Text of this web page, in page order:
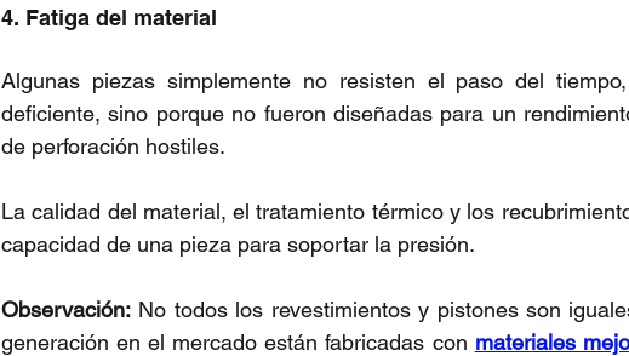
4. Fatiga del material
Algunas piezas simplemente no resisten el paso del
deficiente, sino porque no fueron diseñadas para un
de perforación hostiles.
La calidad del material, el tratamiento térmico y los
capacidad de una pieza para soportar la presión.
Observación: No todos los revestimientos y pistones son
generación en el mercado están fabricadas con materiales